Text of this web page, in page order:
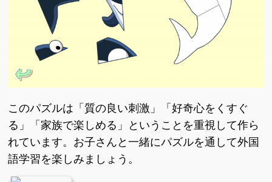
このパズルは「質の良い刺激」「好奇心をくすぐ
る」「家族で楽しめる」ということを重視して作ら
れています。お子さんと一緒にパズルを通して外国
語学習を楽しみましょう。